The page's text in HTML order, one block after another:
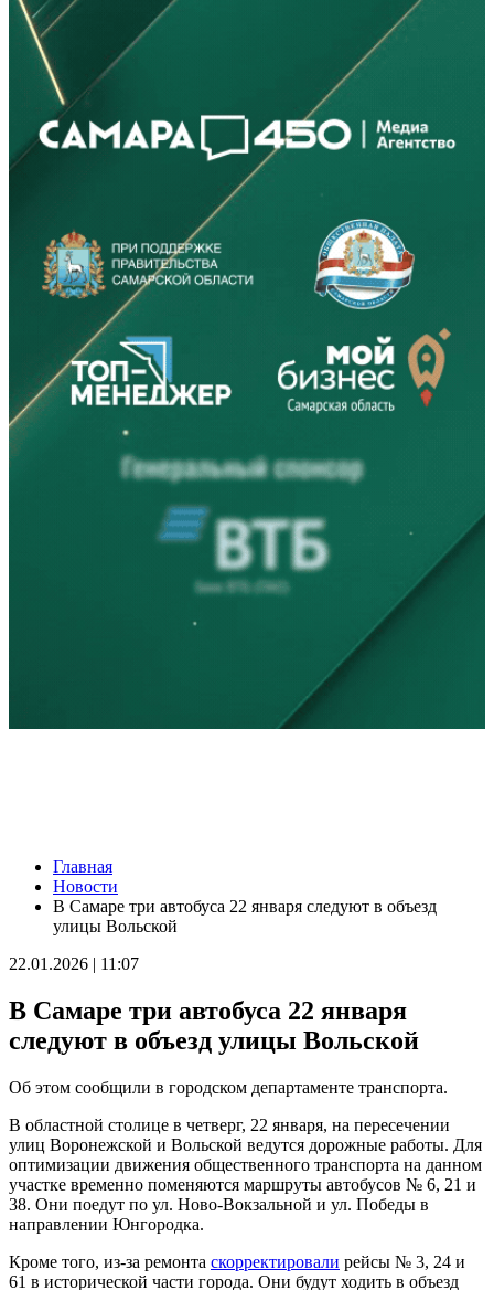
Как региональный конкурс "Достояние губернии" помогает
предпринимателям выходить на новый уровень
07.08.2026 | 12:00
Юнармейцы Промышленного района осваивают беспилотные
07.08.2026 | 11:47
свалки
07.08.2026 | 11:40
В Самаре продолжается обновление парка имени Щорса
В Красноярском районе проверили безопасность и ремонт в
07.08.2026 | 11:31
Жители Отрадного проходят исследования на современном
компьютерном томографе
07.08.2026 | 11:23
В Тольятти изменят схему движения общественного
транспорта до 30 сентября
Елена Дьякова — об истории создания конкурса компаний
"Достояние губернии"
Главная
Новости
В Самаре три автобуса 22 января следуют в объезд
улицы Вольской
22.01.2026 | 11:07
В Самаре три автобуса 22 января
следуют в объезд улицы Вольской
Об этом сообщили в городском департаменте транспорта.
В областной столице в четверг, 22 января, на пересечении
улиц Воронежской и Вольской ведутся дорожные работы. Для
оптимизации движения общественного транспорта на данном
участке временно поменяются маршруты автобусов № 6, 21 и
38. Они поедут по ул. Ново-Вокзальной и ул. Победы в
направлении Юнгородка.
Кроме того, из-за ремонта скорректировали рейсы № 3, 24 и
61 в исторической части города. Они будут ходить в объезд